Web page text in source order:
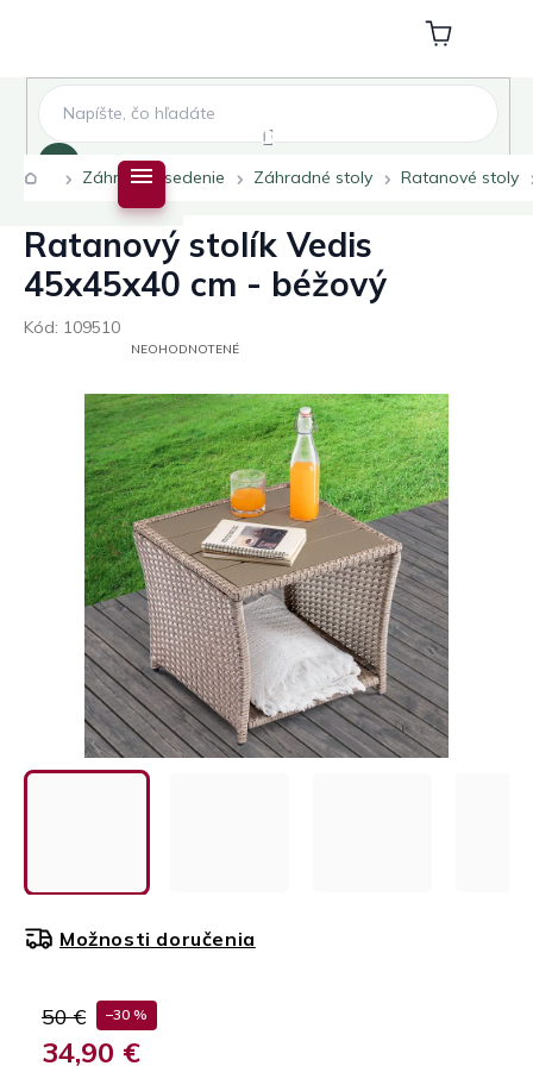
Nákupný
košík
DomovZáhradné sedenie Záhradné stoly Ratanové stoly
Ratanový stolík Vedis
45x45x40 cm - béžový
Kód: 109510
PRIEMERNÉ
HVIEZDIČIEK.
NEOHODNOTENÉ
50 € –30 %
34,90 €
Možnosti doručenia